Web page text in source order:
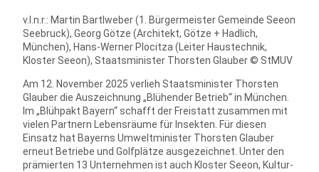
v.l.n.r.: Martin Bartlweber (1. Bürgermeister Gemeinde Seeon
Seebruck), Georg Götze (Architekt, Götze + Hadlich,
München), Hans-Werner Plocitza (Leiter Haustechnik,
Kloster Seeon), Staatsminister Thorsten Glauber © StMUV
Am 12. November 2025 verlieh Staatsminister Thorsten
Glauber die Auszeichnung „Blühender Betrieb“ in München.
Im „Blühpakt Bayern“ schafft der Freistatt zusammen mit
vielen Partnern Lebensräume für Insekten. Für diesen
Einsatz hat Bayerns Umweltminister Thorsten Glauber
erneut Betriebe und Golfplätze ausgezeichnet. Unter den
prämierten 13 Unternehmen ist auch Kloster Seeon, Kultur-